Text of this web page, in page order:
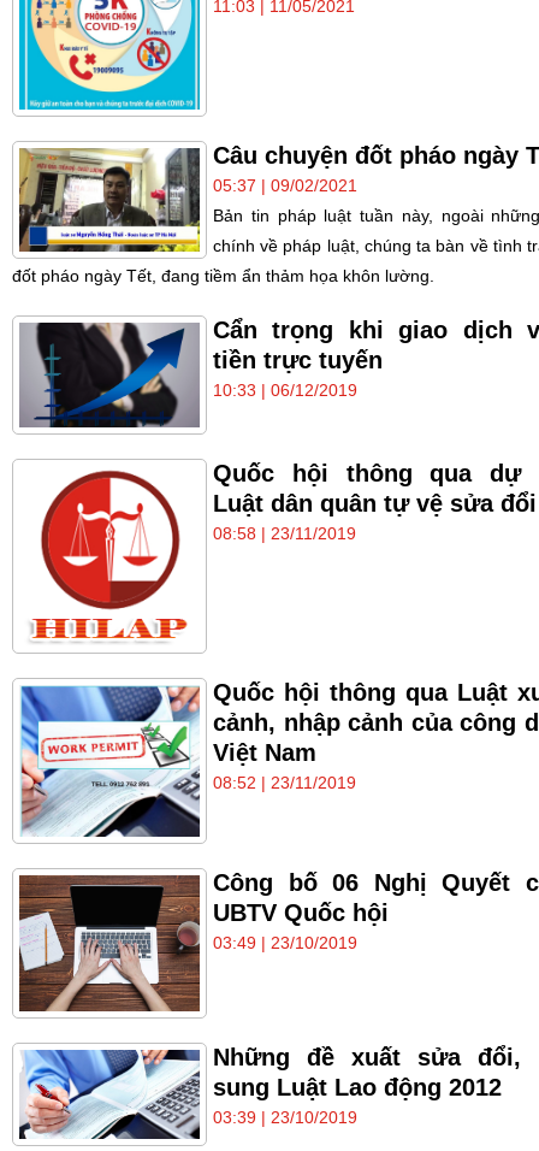
11:03 | 11/05/2021
Câu chuyện đốt pháo ngày
05:37 | 09/02/2021
Bản tin pháp luật tuần này, ngoài
chính về pháp luật, chúng ta bàn về tình
đốt pháo ngày Tết, đang tiềm ẩn thảm họa khôn lường.
Cẩn trọng khi giao dịch
tiền trực tuyến
10:33 | 06/12/2019
Quốc hội thông qua dự
Luật dân quân tự vệ sửa đổi
08:58 | 23/11/2019
Quốc hội thông qua Luật
cảnh, nhập cảnh của công
Việt Nam
08:52 | 23/11/2019
Công bố 06 Nghị Quyết
UBTV Quốc hội
03:49 | 23/10/2019
Những đề xuất sửa đổi,
sung Luật Lao động 2012
03:39 | 23/10/2019